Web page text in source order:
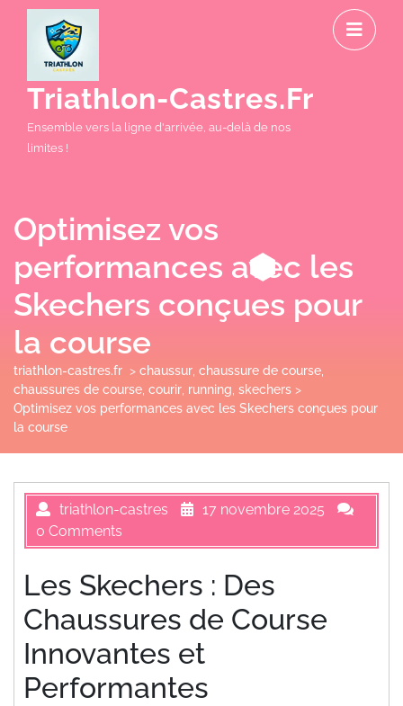
Triathlon-Castres.fr
Ensemble vers la ligne d'arrivée, au-delà de nos
limites !
Optimisez vos
performances avec les
Skechers conçues pour
la course
triathlon-castres.fr > chaussur chaussure de course
chaussures de course courir running skechers >
Optimisez vos performances avec les Skechers conçues pour
la course
triathlon-castres
17 novembre 2025
0 Comments
Les Skechers : Des
Chaussures de Course
Innovantes et
Performantes